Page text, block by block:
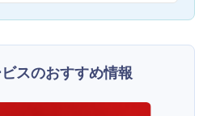
スのおすすめ情報